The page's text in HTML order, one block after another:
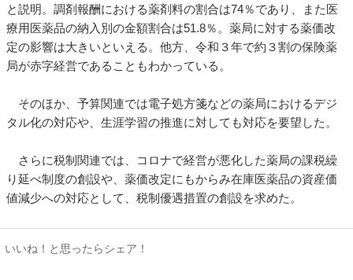
と説明。調剤報酬における薬剤料の割合は74％であり、また医
療用医薬品の納入別の金額割合は51.8％。薬局に対する薬価改
定の影響は大きいといえる。他方、令和３年で約３割の保険薬
局が赤字経営であることもわかっている。
そのほか、予算関連では電子処方箋などの薬局におけるデジ
タル化の対応や、生涯学習の推進に対しても対応を要望した。
さらに税制関連では、コロナで経営が悪化した薬局の課税繰
り延べ制度の創設や、薬価改定にもからみ在庫医薬品の資産価
値減少への対応として、税制優遇措置の創設を求めた。
いいね！と思ったらシェア！